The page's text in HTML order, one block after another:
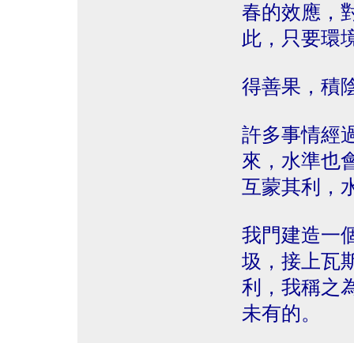
春的效應，
此，只要環
得善果，積
許多事情經
來，水準也
互蒙其利，
我門建造一
圾，接上瓦
利，我稱之
未有的。